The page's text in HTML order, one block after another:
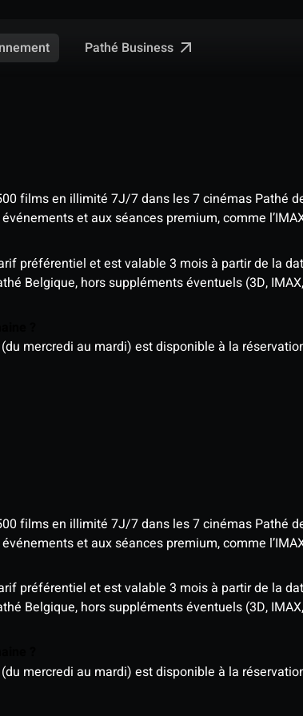
Pathé Business
films en illimité 7J/7 dans les 7 cinémas Pathé
et aux séances premium, comme
préférentiel et est valable 3 mois à partir de la
Belgique, hors suppléments éventuels (3D,
mercredi au mardi) est disponible à la
films en illimité 7J/7 dans les 7 cinémas Pathé
et aux séances premium, comme
préférentiel et est valable 3 mois à partir de la
Belgique, hors suppléments éventuels (3D,
mercredi au mardi) est disponible à la